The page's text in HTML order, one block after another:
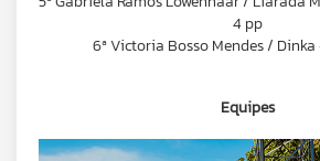
4 pp
6ª Victoria Bosso Mendes / Dinka
Equipes